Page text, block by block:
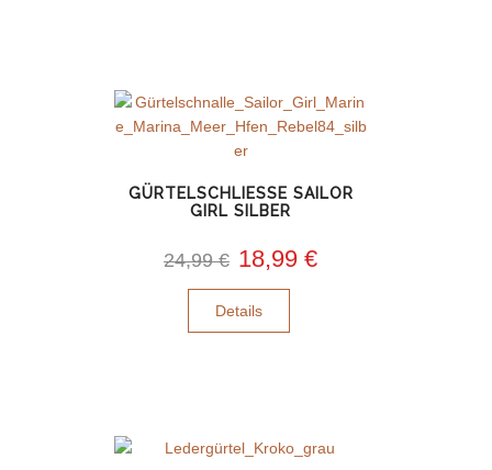
GÜRTELSCHLIESSE SAILOR
GIRL SILBER
24,99 € 18,99 €
Details